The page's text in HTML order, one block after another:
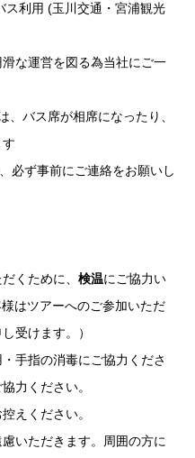
ス利用 (玉川交通・宮浦観光
な運営を図る為当社にご一
、バス席が相席になったり、
必ず事前にご連絡をお願いし
くために、検温にご協力い
はツアーへのご参加いただ
受けます。）
手指の消毒にご協力くださ
力ください。
えください。
いただきます。周囲の方に